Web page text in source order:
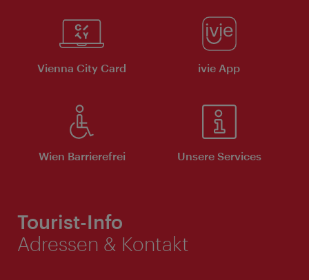
Vienna City Card ivie App
Wien Barrierefrei Unsere Services
Tourist-Info
Adressen & Kontakt